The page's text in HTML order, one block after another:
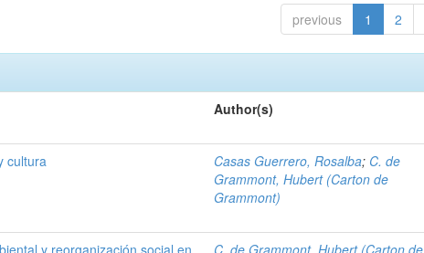
previous 1 2
Author(s)
cultura Casas Guerrero, Rosalba; C. de
Grammont, Hubert (Carton de
Grammont)
y reorganización social en
C. de Grammont, Hubert (Carton de